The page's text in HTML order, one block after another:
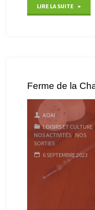
LIRE LA SUITE "Visite
Ferme de la
AOAI
LOISIRS ET CULTURE /
NOS ACTIVITÉS / NOS
SORTIES
6 SEPTEMBRE 2023